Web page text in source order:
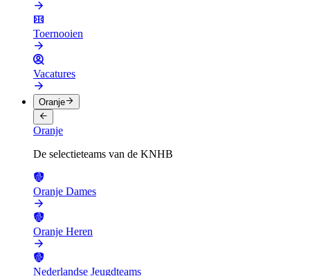
Toernooien
Vacatures
Oranje
Oranje
De selectieteams van de KNHB
Oranje Dames
Oranje Heren
Nederlandse Jeugdteams